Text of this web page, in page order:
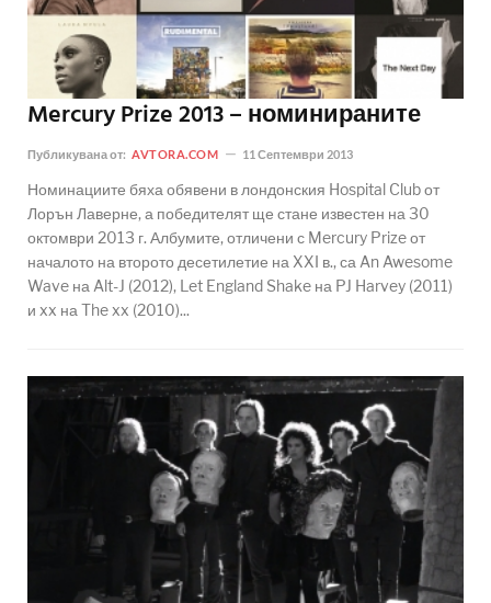
Mercury Prize 2013 – номинираните
Публикувана от: AVTORA.COM 11 Септември 2013
Номинациите бяха обявени в лондонския Hospital Club от
Лорън Лаверне, а победителят ще стане известен на 30
октомври 2013 г. Албумите, отличени с Mercury Prize от
началото на второто десетилетие на XXI в., са An Awesome
Wave на Alt-J (2012), Let England Shake на PJ Harvey (2011)
и xx на The xx (2010)...